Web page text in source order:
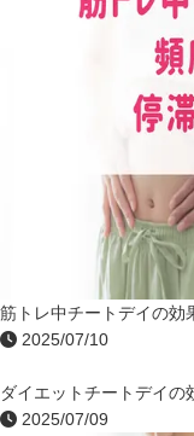
筋トレ中チートデイの効
2025/07/10
ダイエットチートデイ
2025/07/09